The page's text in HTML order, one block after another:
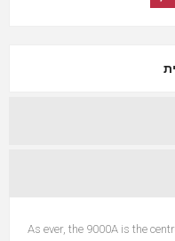
As ever, the 9000A is the